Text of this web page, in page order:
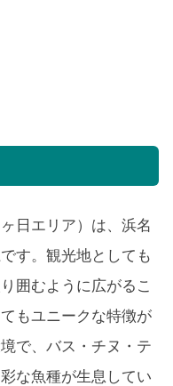
日エリア）は、浜名
す。観光地としても
囲むように広がるこ
もユニークな特徴が
で、バス・チヌ・テ
な魚種が生息してい